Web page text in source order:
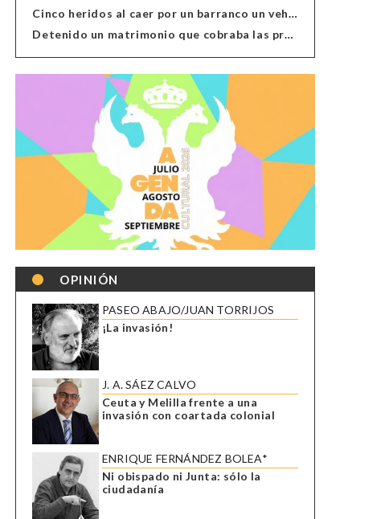
Cinco heridos al caer por un barranco un vehículo en Alcolea
Detenido un matrimonio que cobraba las prestaciones de ilegales en Almería, Granada, Málaga, Huelva y Murcia
OPINIÓN
PASEO ABAJO/JUAN TORRIJOS
¡La invasión!
J. A. SÁEZ CALVO
Ceuta y Melilla frente a una
invasión con coartada colonial
ENRIQUE FERNÁNDEZ BOLEA*
Ni obispado ni Junta: sólo la
ciudadanía